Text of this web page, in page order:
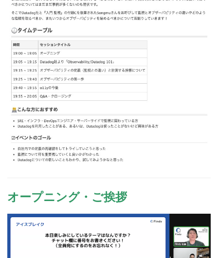
オープニング・ご挨拶